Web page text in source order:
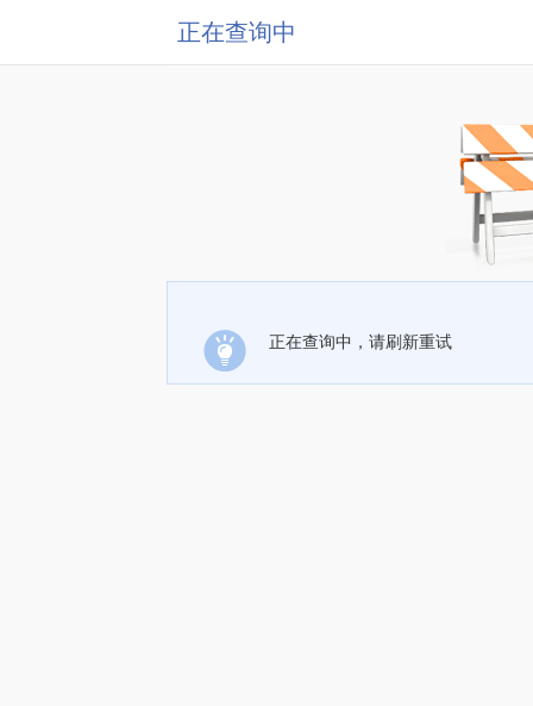
正在查询中
正在查询中，请刷新重试